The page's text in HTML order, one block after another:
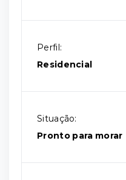
Perfil:
Residencial
Situação:
Pronto para morar